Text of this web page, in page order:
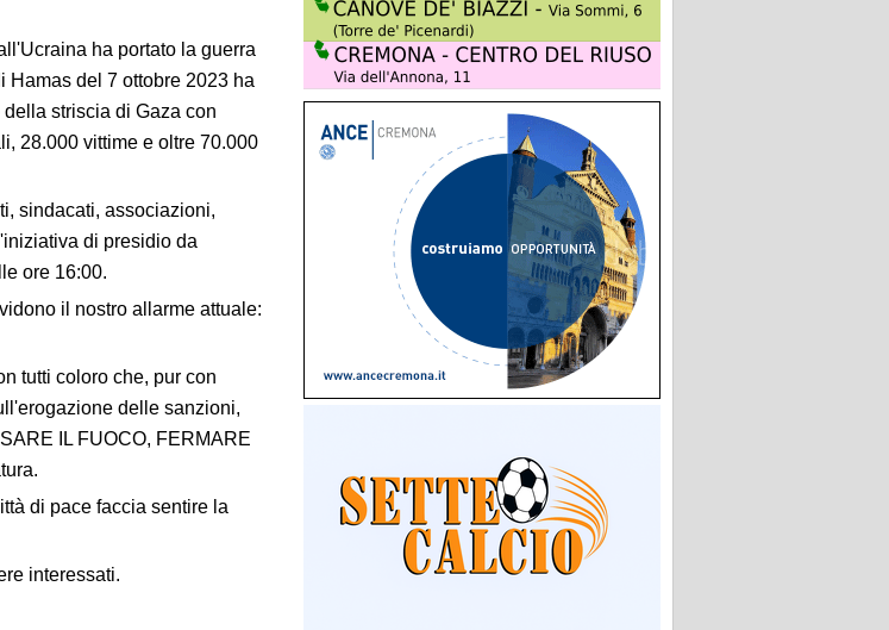
ha portato la guerra
Hamas del 7 ottobre 2023 ha
striscia di Gaza con
28.000 vittime e oltre 70.000
sindacati, associazioni,
di presidio da
ore 16:00.
il nostro allarme attuale:
tutti coloro che, pur con
delle sanzioni,
IL FUOCO, FERMARE
di pace faccia sentire la
interessati.